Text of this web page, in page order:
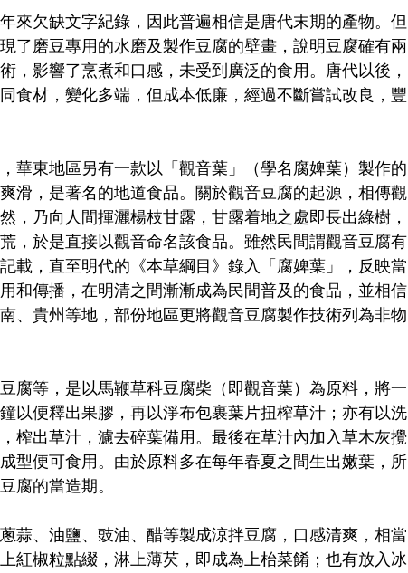
來欠缺文字紀錄，因此普遍相信是唐代末期的產物。但
了磨豆專用的水磨及製作豆腐的壁畫，說明豆腐確有兩
，影響了烹煮和口感，未受到廣泛的食用。唐代以後，
食材，變化多端，但成本低廉，經過不斷嘗試改良，豐
華東地區另有一款以「觀音葉」（學名腐婢葉）製作的
滑，是著名的地道食品。關於觀音豆腐的起源，相傳觀
，乃向人間揮灑楊枝甘露，甘露着地之處即長出綠樹，
，於是直接以觀音命名該食品。雖然民間謂觀音豆腐有
載，直至明代的《本草綱目》錄入「腐婢葉」，反映當
和傳播，在明清之間漸漸成為民間普及的食品，並相信
、貴州等地，部份地區更將觀音豆腐製作技術列為非物
腐等，是以馬鞭草科豆腐柴（即觀音葉）為原料，將一
以便釋出果膠，再以淨布包裹葉片扭榨草汁；亦有以洗
榨出草汁，濾去碎葉備用。最後在草汁內加入草木灰攪
型便可食用。由於原料多在每年春夏之間生出嫩葉，所
腐的當造期。
蒜、油鹽、豉油、醋等製成涼拌豆腐，口感清爽，相當
紅椒粒點綴，淋上薄芡，即成為上枱菜餚；也有放入冰